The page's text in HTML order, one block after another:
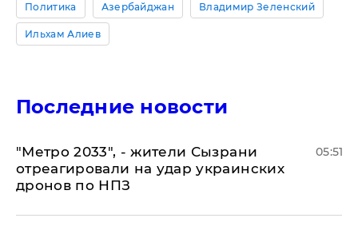
Политика Азербайджан Владимир Зеленский
Ильхам Алиев
Последние новости
"Метро 2033", - жители Сызрани
отреагировали на удар украинских
дронов по НПЗ
05:51